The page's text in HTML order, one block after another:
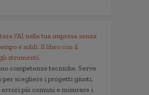
l'AI nella tua impresa senza
e soldi. Il libro con il
strumenti.
competenze tecniche. Serve
per scegliere i progetti giusti,
più comuni e misurare i